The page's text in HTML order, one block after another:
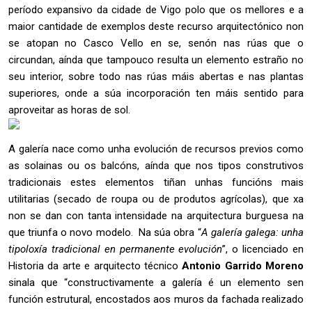
período expansivo da cidade de Vigo polo que os mellores e a
maior cantidade de exemplos deste recurso arquitectónico non
se atopan no Casco Vello en se, senón nas rúas que o
circundan, aínda que tampouco resulta un elemento estraño no
seu interior, sobre todo nas rúas máis abertas e nas plantas
superiores, onde a súa incorporación ten máis sentido para
aproveitar as horas de sol.
A galería nace como unha evolución de recursos previos como
as solainas ou os balcóns, aínda que nos tipos construtivos
tradicionais estes elementos tiñan unhas funcións mais
utilitarias (secado de roupa ou de produtos agrícolas), que xa
non se dan con tanta intensidade na arquitectura burguesa na
que triunfa o novo modelo. Na súa obra “A galería galega: unha
tipoloxía tradicional en permanente evolución”, o licenciado en
Historia da arte e arquitecto técnicoAntonio Garrido Moreno
sinala que “constructivamente a galería é un elemento sen
función estrutural, encostados aos muros da fachada realizado